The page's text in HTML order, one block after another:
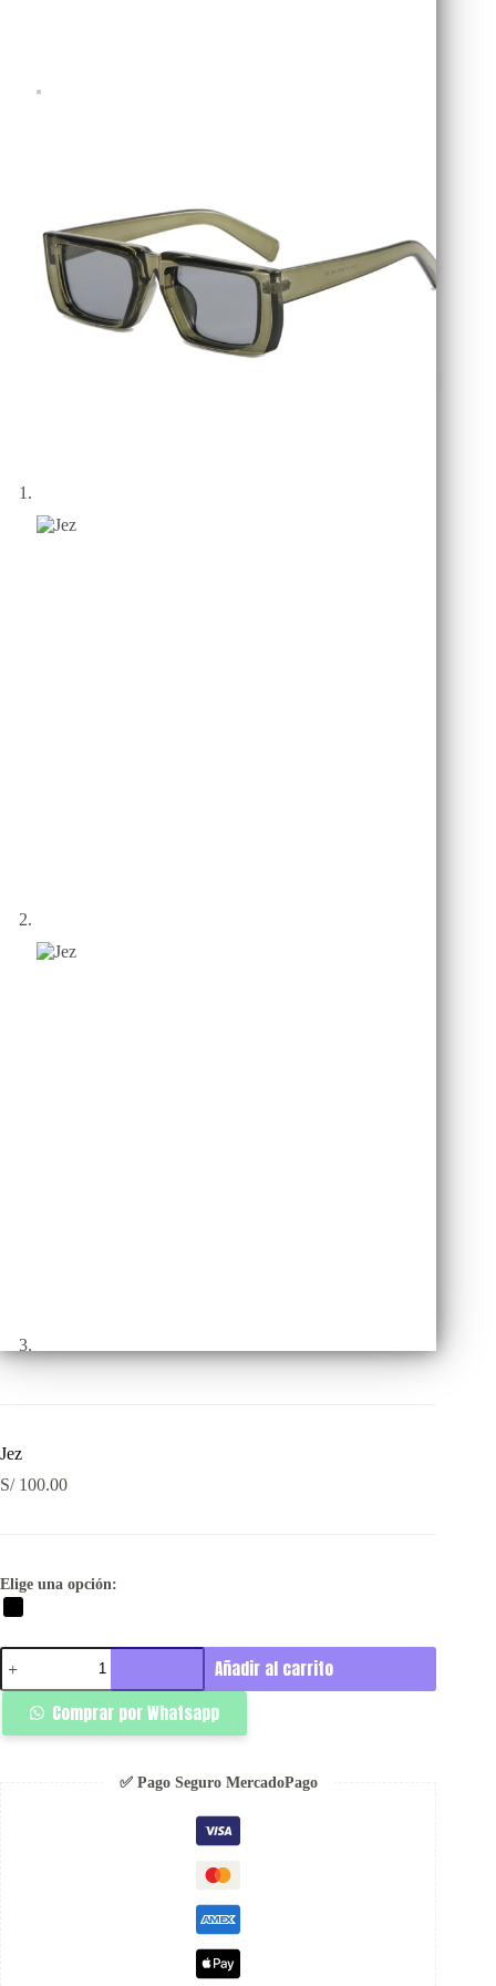
Jez
S/100.00
Elige una opción:
Jez
cantidad
Añadir al carrito
Comprar por Whatsapp
✅ Pago Seguro MercadoPago